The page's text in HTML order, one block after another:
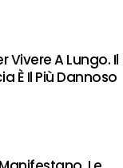
Vivere A Lungo. Il
È Il Più Dannoso